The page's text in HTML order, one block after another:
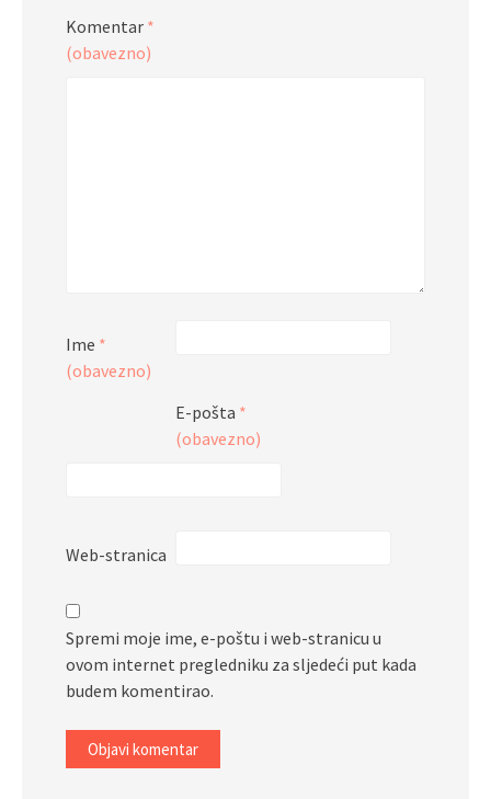
Komentar *
(obavezno)
Ime *
(obavezno)
E-pošta *
(obavezno)
Web-stranica
Spremi moje ime, e-poštu i web-stranicu u
ovom internet pregledniku za sljedeći put kada
budem komentirao.